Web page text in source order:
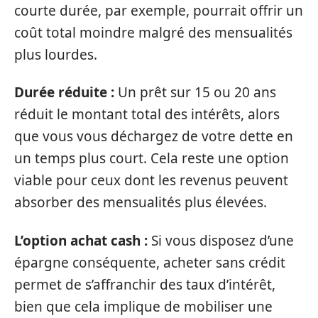
courte durée, par exemple, pourrait offrir un
coût total moindre malgré des mensualités
plus lourdes.
Durée réduite : Un prêt sur 15 ou 20 ans
réduit le montant total des intérêts, alors
que vous vous déchargez de votre dette en
un temps plus court. Cela reste une option
viable pour ceux dont les revenus peuvent
absorber des mensualités plus élevées.
L’option achat cash : Si vous disposez d’une
épargne conséquente, acheter sans crédit
permet de s’affranchir des taux d’intérêt,
bien que cela implique de mobiliser une